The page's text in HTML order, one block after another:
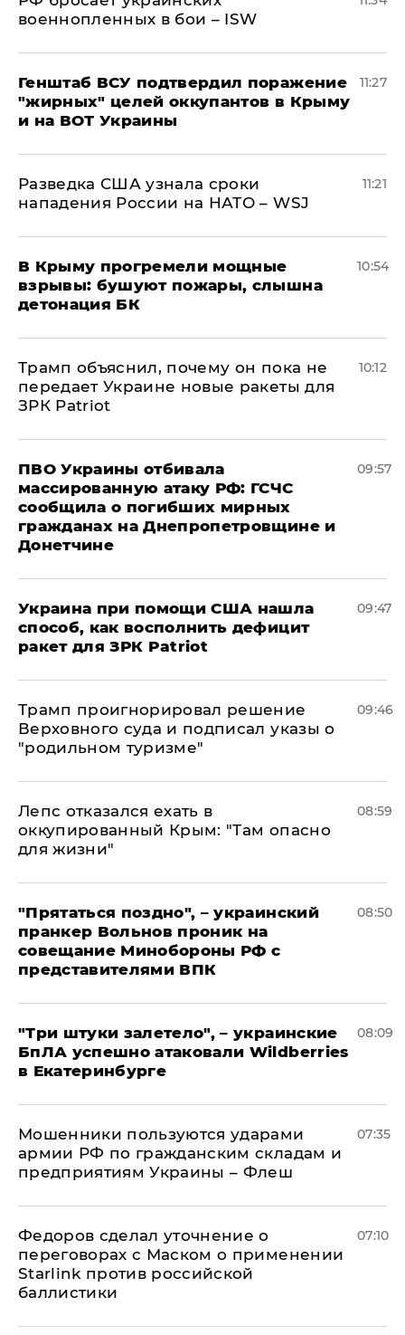
военнопленных в бои – ISW
Генштаб ВСУ подтвердил поражение
"жирных" целей оккупантов в Крыму
и на ВОТ Украины
11:27
Разведка США узнала сроки
нападения России на НАТО – WSJ
11:21
В Крыму прогремели мощные
взрывы: бушуют пожары, слышна
детонация БК
10:54
Трамп объяснил, почему он пока не
передает Украине новые ракеты для
ЗРК Patriot
10:12
ПВО Украины отбивала
массированную атаку РФ: ГСЧС
сообщила о погибших мирных
гражданах на Днепропетровщине и
Донетчине
09:57
Украина при помощи США нашла
способ, как восполнить дефицит
ракет для ЗРК Patriot
09:47
Трамп проигнорировал решение
Верховного суда и подписал указы о
"родильном туризме"
09:46
Лепс отказался ехать в
оккупированный Крым: "Там опасно
для жизни"
08:59
"Прятаться поздно", – украинский
пранкер Вольнов проник на
совещание Минобороны РФ с
представителями ВПК
08:50
"Три штуки залетело", – украинские
БпЛА успешно атаковали Wildberries
в Екатеринбурге
08:09
Мошенники пользуются ударами
армии РФ по гражданским складам и
предприятиям Украины – Флеш
07:35
Федоров сделал уточнение о
переговорах с Маском о применении
Starlink против российской
баллистики
07:10